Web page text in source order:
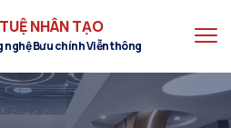
NHÂN TẠO
nghệ Bưu chính Viễn thông